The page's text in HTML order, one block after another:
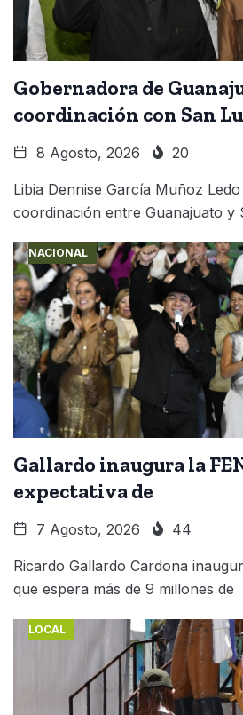
Gobernadora de
coordinación con San
8 Agosto, 2026 20
Libia Dennise García Muñoz
coordinación entre Guanajuato y
NACIONAL
Gallardo inaugura la
expectativa de
7 Agosto, 2026 44
Ricardo Gallardo Cardona
que espera más de 9 millones de
LOCAL